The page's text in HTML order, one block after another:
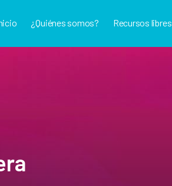
¿Quiénes somos? Recursos libres